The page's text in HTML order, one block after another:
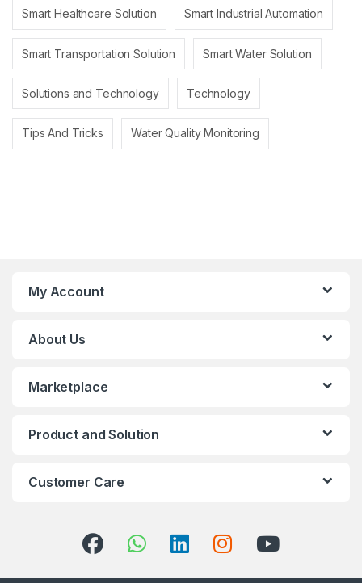
Smart Healthcare Solution Smart Industrial Automation
Smart Transportation Solution Smart Water Solution
Solutions and Technology Technology
Tips And Tricks Water Quality Monitoring
My Account
About Us
Marketplace
Product and Solution
Customer Care